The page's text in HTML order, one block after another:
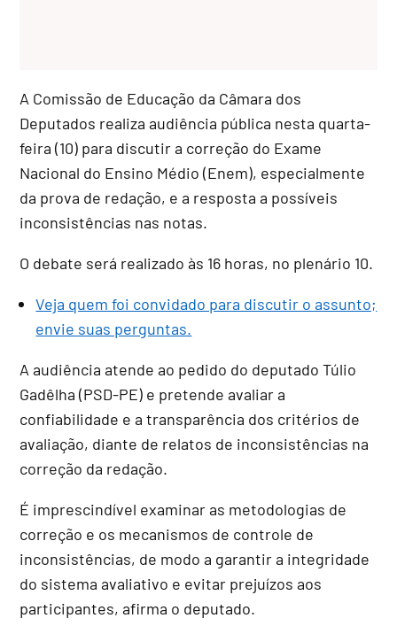
A Comissão de Educação da Câmara dos
Deputados realiza audiência pública nesta quarta-
feira (10) para discutir a correção do Exame
Nacional do Ensino Médio (Enem), especialmente
da prova de redação, e a resposta a possíveis
inconsistências nas notas.
O debate será realizado às 16 horas, no plenário 10.
Veja quem foi convidado para discutir o assunto;
envie suas perguntas.
A audiência atende ao pedido do deputado Túlio
Gadêlha (PSD-PE) e pretende avaliar a
confiabilidade e a transparência dos critérios de
avaliação, diante de relatos de inconsistências na
correção da redação.
É imprescindível examinar as metodologias de
correção e os mecanismos de controle de
inconsistências, de modo a garantir a integridade
do sistema avaliativo e evitar prejuízos aos
participantes, afirma o deputado.